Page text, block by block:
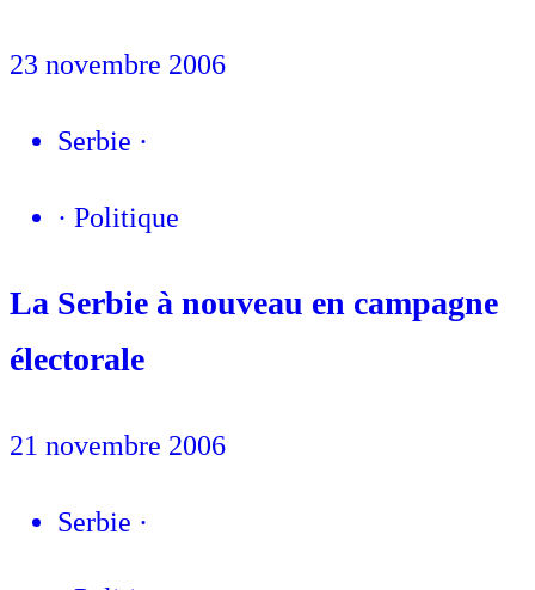
23 novembre 2006
Serbie ·
· Politique
La Serbie à nouveau en campagne
électorale
21 novembre 2006
Serbie ·